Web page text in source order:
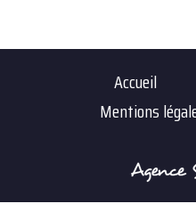
Accueil
Mentions